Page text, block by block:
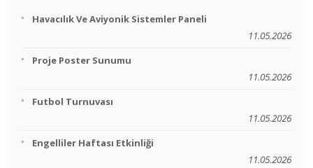
Havacılık Ve Aviyonik Sistemler Paneli
11.05.2026
Proje Poster Sunumu
11.05.2026
Futbol Turnuvası
11.05.2026
Engelliler Haftası Etkinliği
11.05.2026